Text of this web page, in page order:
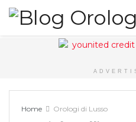
Home Orologi di Lusso